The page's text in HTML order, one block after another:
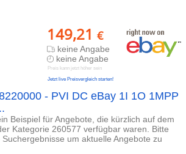
149,21 €
keine Angabe
keine Angabe
Preis kann jetzt höher sein
Jetzt live Preisvergleich starten!
- PVI DC eBay 1I 1O 1MPP
Beispiel für Angebote, die kürzlich auf dem
Kategorie 260577 verfügbar waren. Bitte
um aktuelle Angebote zu